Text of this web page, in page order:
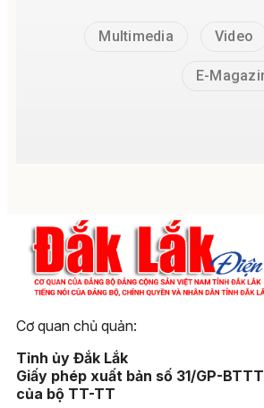
Multimedia Video
E-
Cơ quan chủ quản:
Tỉnh ủy Đắk Lắk
Giấy phép xuất bản số 31/GP-
của bộ TT-TT